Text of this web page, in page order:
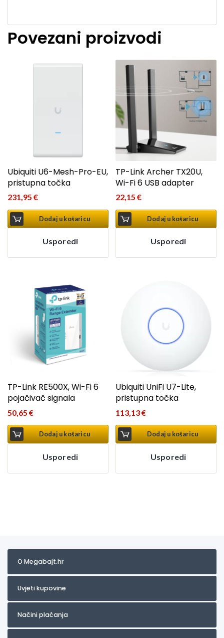
Povezani proizvodi
Ubiquiti U6-Mesh-Pro-EU,
pristupna točka
231,95 €
Dodaj u košaricu
Usporedi
TP-Link Archer TX20U,
Wi-Fi 6 USB adapter
22,15€
Dodaj u košaricu
Usporedi
TP-Link RE500X, Wi-Fi 6
pojačivač signala
50,65 €
Dodaj u košaricu
Usporedi
Ubiquiti UniFi U7-Lite,
pristupna točka
113,13€
Dodaj u košaricu
Usporedi
O Megabajt.hr
Uvjeti kupovine
Načini plaćanja